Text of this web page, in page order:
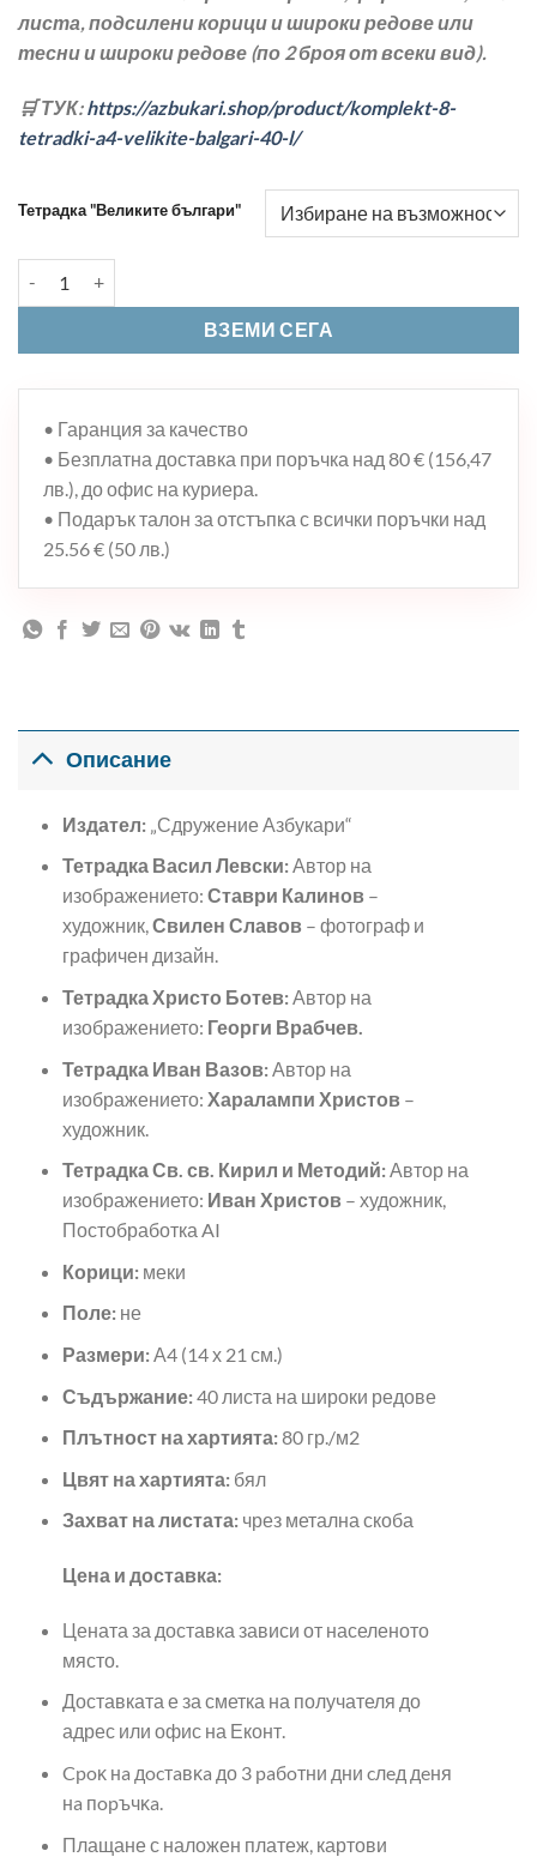
листа, подсилени корици и широки редове или
тесни и широки редове (по 2 броя от всеки вид).
🛒 ТУК:https://azbukari.shop/product/komplekt-8-
tetradki-a4-velikite-balgari-40-l/
Тетрадка "Великите българи"
ВЗЕМИ СЕГА
• Гаранция за качество
• Безплатна доставка при поръчка над 80 € (156,47
лв.), до офис на куриера.
• Подарък талон за отстъпка с всички поръчки над
25.56 € (50 лв.)
Описание
Издател:„Сдружение Азбукари“
Тетрадка Васил Левски:Автор на
изображението: Ставри Калинов –
художник,Свилен Славов – фотограф и
графичен дизайн.
Тетрадка Христо Ботев:Автор на
изображението: Георги Врабчев.
Тетрадка Иван Вазов:Автор на
изображението: Харалампи Христов –
художник.
Тетрадка Св. св. Кирил и Методий:Автор на
изображението: Иван Христов – художник,
Постобработка AI
Корици:меки
Поле:не
Размери:А4 (14 х 21 см.)
Съдържание:40 листа на широки редове
Плътност на хартията:80 гр./м2
Цвят на хартията:бял
Захват на листата:чрез метална скоба
Цена и доставка:
Цената за доставка зависи от населеното
място.
Доставката е за сметка на получателя до
адрес или офис на Еконт.
Cpoĸ нa дocтaвĸa до 3 paбoтни дни cлeд дeня
нa пopъчĸa.
Плащане с наложен платеж, картови